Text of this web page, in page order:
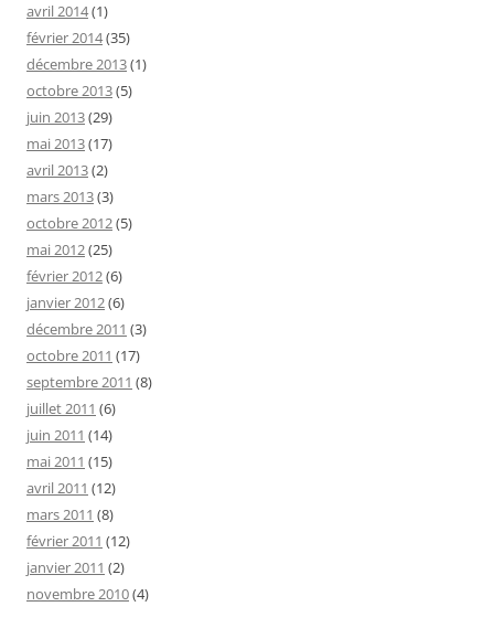
avril 2014(1)
février 2014(35)
décembre 2013(1)
octobre 2013(5)
juin 2013(29)
mai 2013(17)
avril 2013(2)
mars 2013(3)
octobre 2012(5)
mai 2012(25)
février 2012(6)
janvier 2012(6)
décembre 2011 (3)
octobre 2011 (17)
septembre 2011 (8)
juillet 2011 (6)
juin 2011 (14)
mai 2011 (15)
avril 2011 (12)
mars 2011 (8)
février 2011 (12)
janvier 2011 (2)
novembre 2010(4)